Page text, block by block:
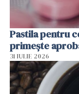
Pastila pentru
primește
31 IULIE 2026